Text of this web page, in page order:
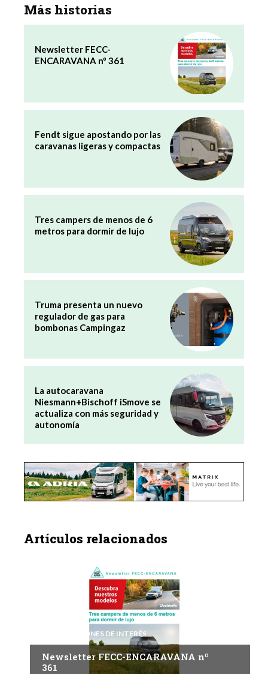
Más historias
Newsletter FECC-
ENCARAVANA nº 361
Fendt sigue apostando por las
caravanas ligeras y compactas
Tres campers de menos de 6
metros para dormir de lujo
Truma presenta un nuevo
regulador de gas para
bombonas Campingaz
La autocaravana
Niesmann+Bischoff iSmove se
actualiza con más seguridad y
autonomía
Artículos relacionados
INFORMACIONES DE INTERÉS
Newsletter FECC-ENCARAVANA nº
361